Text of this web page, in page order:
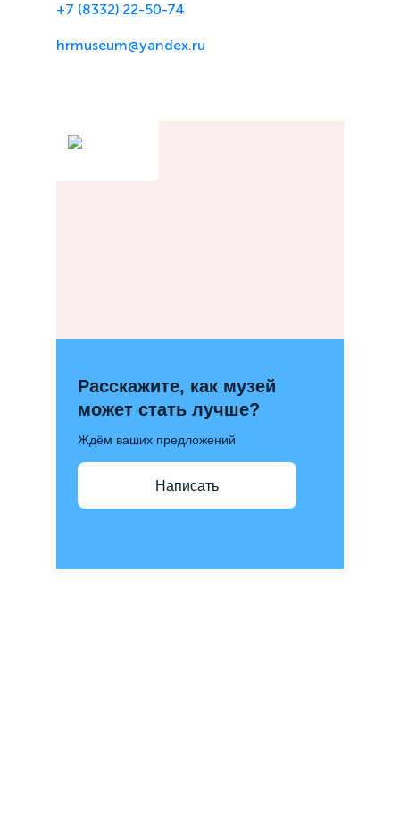
+7 (8332) 22-50-74
hrmuseum@yandex.ru
Расскажите, как музей
может стать лучше?
Ждём ваших предложений
Написать